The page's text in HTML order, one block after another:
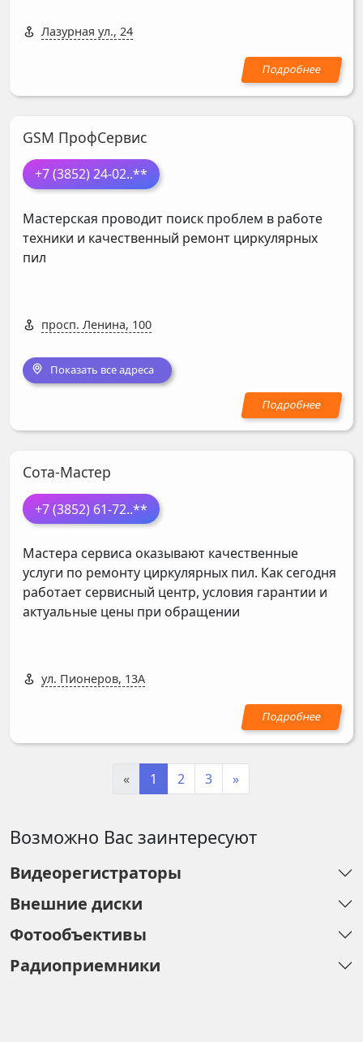
Лазурная ул., 24
GSM ПрофСервис
+7 (3852) 24-02..**
Мастерская проводит поиск проблем в работе
техники и качественный ремонт циркулярных
пил
просп. Ленина, 100
Показать все адреса
Сота-Мастер
+7 (3852) 61-72..**
Мастера сервиса оказывают качественные
услуги по ремонту циркулярных пил. Как сегодня
работает сервисный центр, условия гарантии и
актуальные цены при обращении
ул. Пионеров, 13А
« 1 2 3 »
Возможно Вас заинтересуют
Видеорегистраторы
Внешние диски
Фотообъективы
Радиоприемники